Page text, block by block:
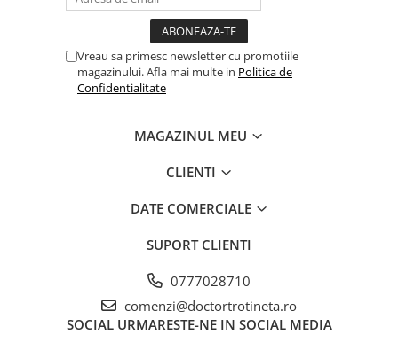
Vreau sa primesc newsletter cu promotiile
magazinului. Afla mai multe in Politica de
Confidentialitate
MAGAZINUL MEU
CLIENTI
DATE COMERCIALE
SUPORT CLIENTI
0777028710
comenzi@doctortrotineta.ro
SOCIAL URMARESTE-NE IN SOCIAL MEDIA